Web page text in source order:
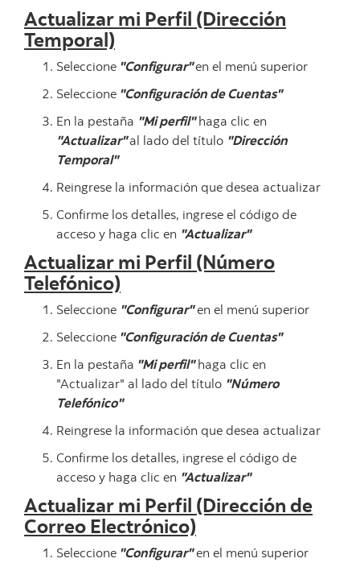
Actualizar mi Perfil (Dirección
Temporal)
Seleccione "Configurar"en el menú superior
Seleccione "Configuración de Cuentas"
En la pestaña "Mi perfil"haga clic en
"Actualizar"al lado del título "Dirección
Temporal"
Reingrese la información que desea actualizar
Confirme los detalles, ingrese el código de
acceso y haga clic en "Actualizar"
Actualizar mi Perfil (Número
Telefónico)
Seleccione "Configurar"en el menú superior
Seleccione "Configuración de Cuentas"
En la pestaña "Mi perfil"haga clic en
"Actualizar" al lado del título "Número
Telefónico"
Reingrese la información que desea actualizar
Confirme los detalles, ingrese el código de
acceso y haga clic en "Actualizar"
Actualizar mi Perfil (Dirección de
Correo Electrónico)
Seleccione "Configurar"en el menú superior